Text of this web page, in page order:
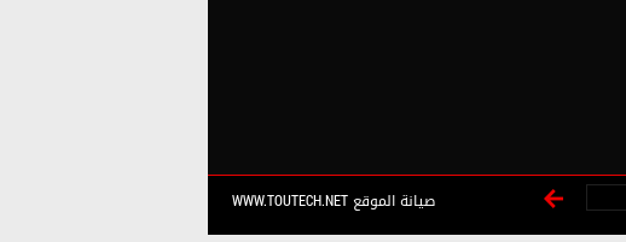
صيانة الموقع WWW.TOUTECH.NET